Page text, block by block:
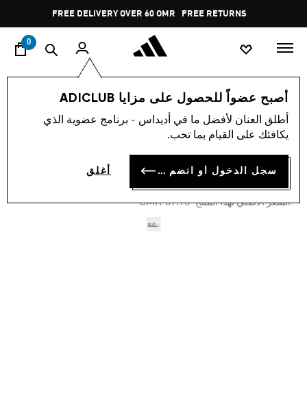
Pause
promotion
rotation
FREE DELIVERY OVER 60 OMR FREE RETURNS
0
أصبح عضواً للحصول على مزايا ADICLUB
أطلق العنان لأفضل ما في أديداس - برنامج عضوية الذي
يكافئك على القيام بما تحب.
سجل الدخول أو انضم الآن أغلق
اسلوب حياة العلامات التجارية أوريجينالز أحذية
-30%
حذاء SAMBA JP
OMR 39.87
:السعر الأصلي لهذا المنتج Price reduced from
OMR 57.75
to